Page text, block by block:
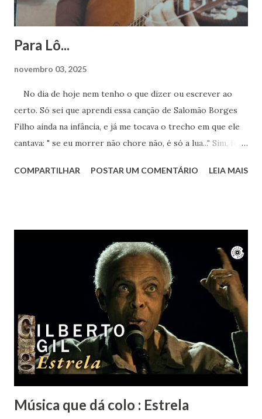
Para Lô...
novembro 03, 2025
No dia de hoje nem tenho o que dizer ou escrever ao
certo. Só sei que aprendi essa canção de Salomão Borges
Filho ainda na infância, e já me tocava o trecho em que ele
cantava: " se eu morrer não chore não, é só a lua..." Sim, foi a
obra. Achei este registro de 2023, num dia que essa música
Cabelo". Vai em paz Lô... Obrigada por tanto.
COMPARTILHAR POSTAR UM COMENTÁRIO LEIA MAIS
Música que dá colo : Estrela